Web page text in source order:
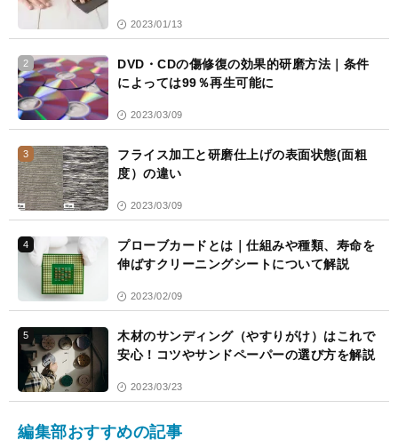
2023/01/13
2
DVD・CDの傷修復の効果的研磨方法｜条件
によっては99％再生可能に
2023/03/09
3
フライス加工と研磨仕上げの表面状態(面粗
度）の違い
2023/03/09
4
プローブカードとは｜仕組みや種類、寿命を
伸ばすクリーニングシートについて解説
2023/02/09
5
木材のサンディング（やすりがけ）はこれで
安心！コツやサンドペーパーの選び方を解説
2023/03/23
編集部おすすめの記事